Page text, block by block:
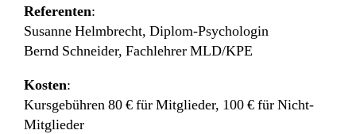
Referenten:
Susanne Helmbrecht, Diplom-Psychologin
Bernd Schneider, Fachlehrer MLD/KPE
Kosten:
Kursgebühren 80 € für Mitglieder, 100 € für Nicht-
Mitglieder